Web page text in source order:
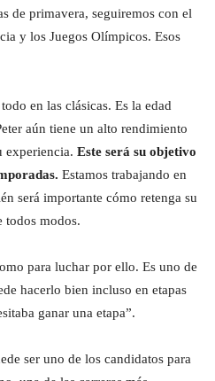
de primavera, seguiremos con el
y los Juegos Olímpicos. Esos
en las clásicas. Es la edad
aún tiene un alto rendimiento
experiencia. Este será su objetivo
Estamos trabajando en
será importante cómo retenga su
todos modos.
para luchar por ello. Es uno de
hacerlo bien incluso en etapas
ganar una etapa”.
ser uno de los candidatos para